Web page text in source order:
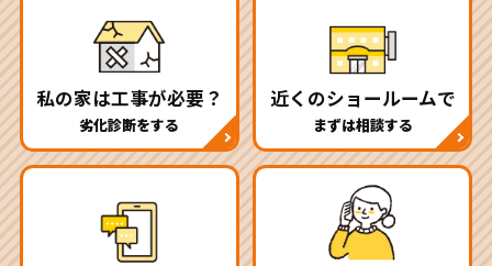
私の家は工事が必要？
劣化診断をする
近くのショールームで
まずは相談する